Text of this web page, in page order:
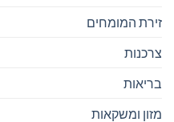
זירת המומחים
צרכנות
בריאות
מזון ומשקאות